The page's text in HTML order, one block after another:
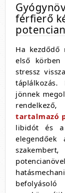
férfierő
Ha kezdődő
első körben
stressz
jönnek
tartalmazó
libidót és
elegendőek